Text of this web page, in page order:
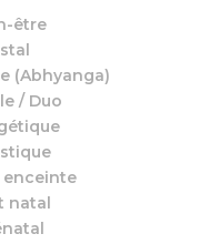
proposés au fil de
à notre Terre Mère et
être
(Abhyanga)
/ Duo
enceinte
natal